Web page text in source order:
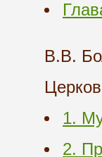
В.В.
1.
2.